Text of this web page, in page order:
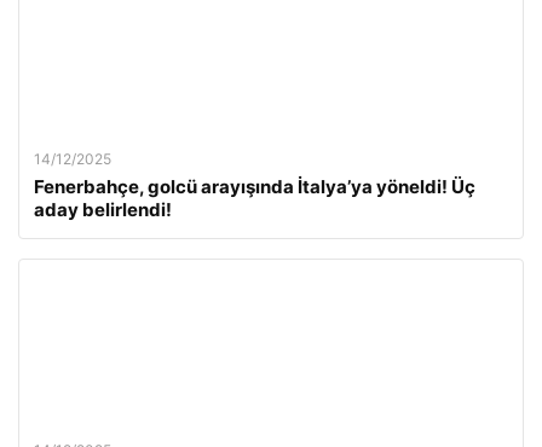
14/12/2025
Fenerbahçe, golcü arayışında İtalya’ya yöneldi! Üç
aday belirlendi!